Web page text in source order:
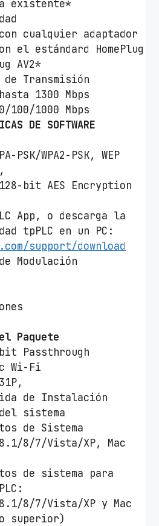
existente*
cualquier adaptador
el estándard HomePlug
AV2*
de Transmisión
1300 Mbps
100/1000 Mbps
DE SOFTWARE
PSK/WPA2-PSK, WEP
bit AES Encryption
App, o descarga la
tpPLC en un PC:
support/download
Modulación
Paquete
Passthrough
Wi-Fi
de Instalación
sistema
de Sistema
8.1/8/7/Vista/XP, Mac
de sistema para
8.1/8/7/Vista/XP y Mac
superior)